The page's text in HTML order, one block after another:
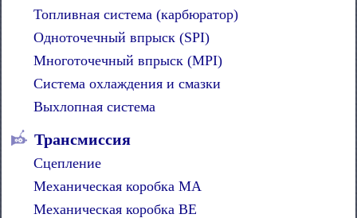
Топливная система (карбюратор)
Одноточечный впрыск (SPI)
Многоточечный впрыск (MPI)
Система охлаждения и смазки
Выхлопная система
Трансмиссия
Сцепление
Механическая коробка MA
Механическая коробка BE